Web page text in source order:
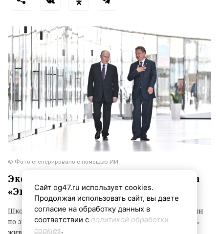
© Фото сгенерировано с помощью ИИ
Экскурсия прошла в рамках проекта
«Эконаставники»
Школьники Всеволожского района во время экскурсии
по экотропе «Еловые холмы» не только полюбовались
Сайт og47.ru использует cookies.
Продолжая использовать сайт, вы даете
согласие на обработку данных в
соответствии с политикой обработки
cookies.